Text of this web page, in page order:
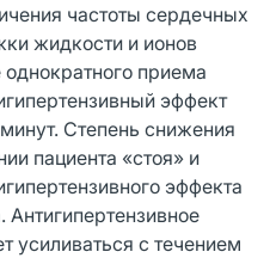
частоты сердечных
жидкости и ионов
приема
эффект
Степень снижения
пациента «стоя» и
эффекта
Антигипертензивное
усиливаться с течением